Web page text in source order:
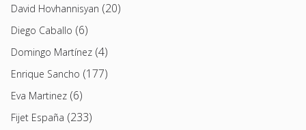
David Hovhannisyan (20)
Diego Caballo (6)
Domingo Martínez (4)
Enrique Sancho (177)
Eva Martinez (6)
Fijet España (233)